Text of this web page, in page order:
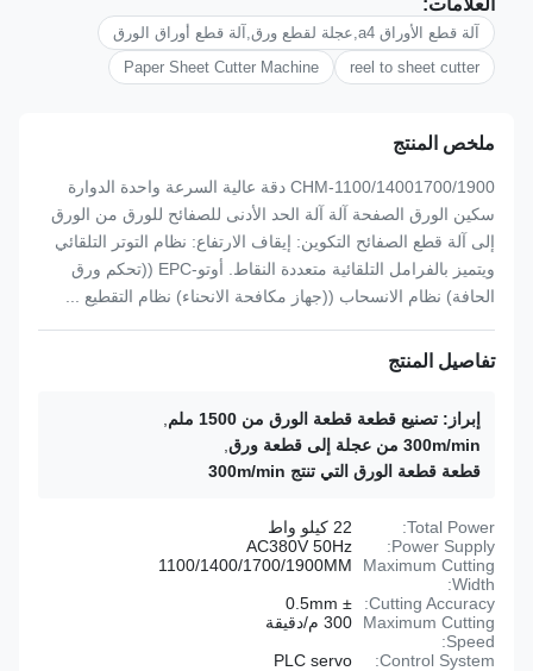
العلامات:
آلة قطع الأوراق a4,عجلة لقطع ورق,آلة قطع أوراق الورق
reel to sheet cutter
Paper Sheet Cutter Machine
ملخص المنتج
CHM-1100/14001700/1900 دقة عالية السرعة واحدة الدوارة
سكين الورق الصفحة آلة آلة الحد الأدنى للصفائح للورق من الورق
إلى آلة قطع الصفائح التكوين: إيقاف الارتفاع: نظام التوتر التلقائي
ويتميز بالفرامل التلقائية متعددة النقاط. أوتو-EPC ((تحكم ورق
الحافة) نظام الانسحاب ((جهاز مكافحة الانحناء) نظام التقطيع ...
تفاصيل المنتج
تصنيع قطعة قطعة الورق من 1500 ملم
,
300m/min من عجلة إلى قطعة ورق
,
قطعة قطعة الورق التي تنتج 300m/min
Total Power:
Power Supply:
AC380V 50Hz
Maximum Cutting
Width:
1100/1400/1700/1900MM
Cutting Accuracy:
± 0.5mm
Maximum Cutting
Speed:
300 م/دقيقة
Control System:
PLC servo